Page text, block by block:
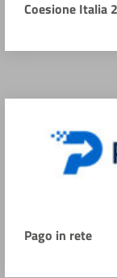
Coesione Italia
Pago in rete